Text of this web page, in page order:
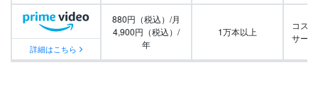
詳細はこちら
880円（税込）/月
4,900円（税込）/
年
1万本以上
コス
サー